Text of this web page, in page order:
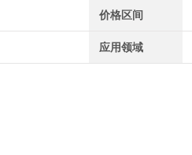
价格区间
应用领域